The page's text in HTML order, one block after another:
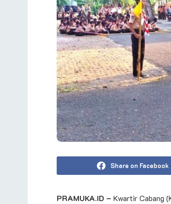
Share on Facebook
PRAMUKA.ID – Kwartir Cabang